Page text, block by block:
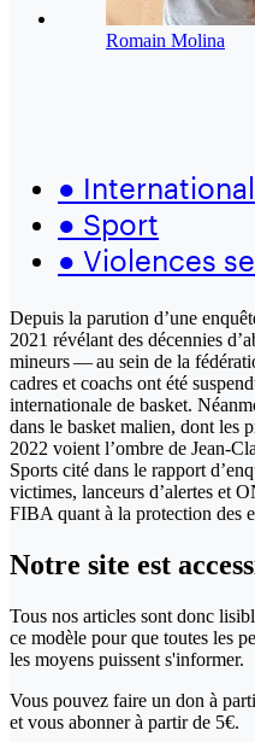
Romain Molina
● International
● Sport
● Violences
Depuis la parution d’une
2021 révélant des décennies
mineurs — au sein de la
cadres et coachs ont été
internationale de basket.
dans le basket malien, dont les
2022 voient l’ombre de Jean-
Sports cité dans le rapport
victimes, lanceurs d’alertes et
FIBA quant à la protection des
Notre site est
Tous nos articles sont donc
ce modèle pour que toutes les
les moyens puissent s'informer.
Vous pouvez faire un don à
et vous abonner à partir de 5€.